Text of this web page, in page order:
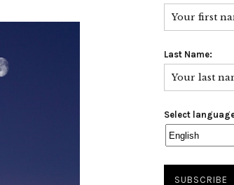
Last Name:
Select